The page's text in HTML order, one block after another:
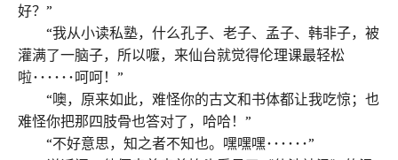
好？”
“我从小读私塾，什么孔子、老子、孟子、韩非子，被
灌满了一脑子，所以嚒，来仙台就觉得伦理课最轻松
啦･･････呵呵！”
“噢，原来如此，难怪你的古文和书体都让我吃惊；也
难怪你把那四肢骨也答对了，哈哈！”
“不好意思，知之者不知也。嘿嘿嘿･･････”